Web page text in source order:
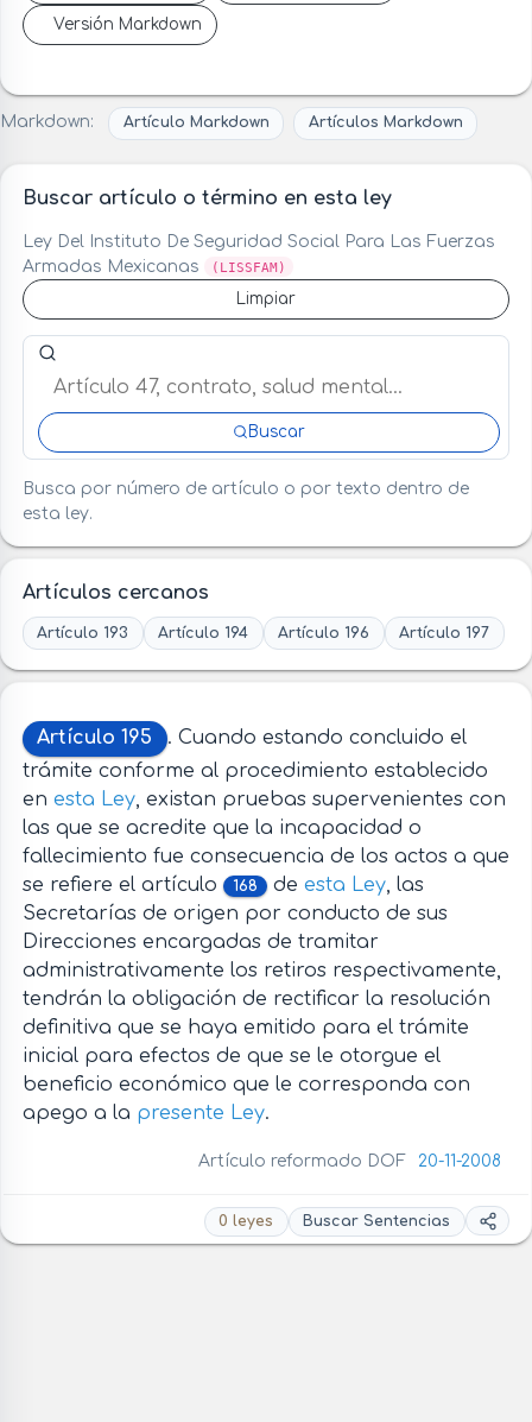
Versión Markdown
Markdown: Artículo Markdown Artículos Markdown
Buscar artículo o término en esta ley
Ley Del Instituto De Seguridad Social Para Las Fuerzas
Armadas Mexicanas
(LISSFAM)
Limpiar
Buscar artículo o término en esta ley
Buscar
Busca por número de artículo o por texto dentro de
esta ley.
Artículos cercanos
Artículo 193 Artículo 194 Artículo 196 Artículo 197
Artículo 195
. Cuando estando concluido el
trámite conforme al procedimiento establecido
en esta Ley, existan pruebas supervenientes con
las que se acredite que la incapacidad o
fallecimiento fue consecuencia de los actos a que
se refiere el artículo
168 de esta Ley, las
Secretarías de origen por conducto de sus
Direcciones encargadas de tramitar
administrativamente los retiros respectivamente,
tendrán la obligación de rectificar la resolución
definitiva que se haya emitido para el trámite
inicial para efectos de que se le otorgue el
beneficio económico que le corresponda con
apego a la presente Ley.
Artículo reformado DOF 20-11-2008
0 leyes Buscar Sentencias